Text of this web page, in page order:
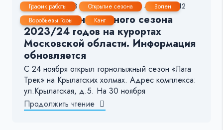
График работы Открытие сезона
Волен
Воробьевы Горы
Кант
28 Ноя, 2023 17-22 мин. 4665 12
Начало горнолыжного сезона
2023/24 годов на курортах
Московской области. Информация
обновляется
С 24 ноября открыл горнолыжный сезон «Лата
Трек» на Крылатских холмах. Адрес комплекса:
ул.Крылатская, д.5. На 30 ноября
Продолжить чтение